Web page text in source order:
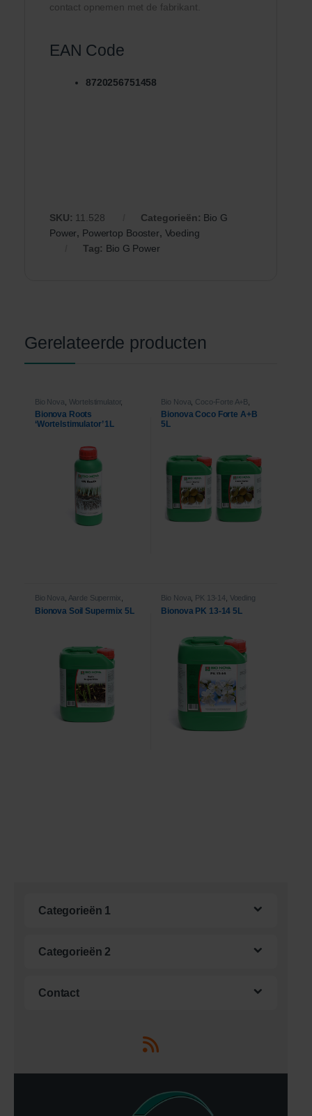
contact opnemen met de fabrikant.
EAN Code
8720256751458
SKU: 11.528 Categorieën: Bio G
Power, Powertop Booster, Voeding
Tag: Bio G Power
Gerelateerde producten
Bio Nova Wortelstimulator,
Voeding
Bionova Roots
‘Wortelstimulator’ 1L
Bio Nova Coco-Forte A+B
Voeding
Bionova Coco Forte A+B
5L
Bio Nova Aarde Supermix
Bionova Soil Supermix 5L
Bio Nova PK 13-14 Voeding
Bionova PK 13-14 5L
Categorieën 1
Categorieën 2
Contact